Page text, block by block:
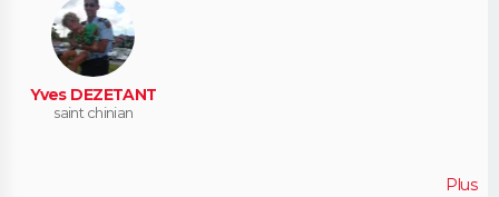
Yves DEZETANT
saint chinian
Plus